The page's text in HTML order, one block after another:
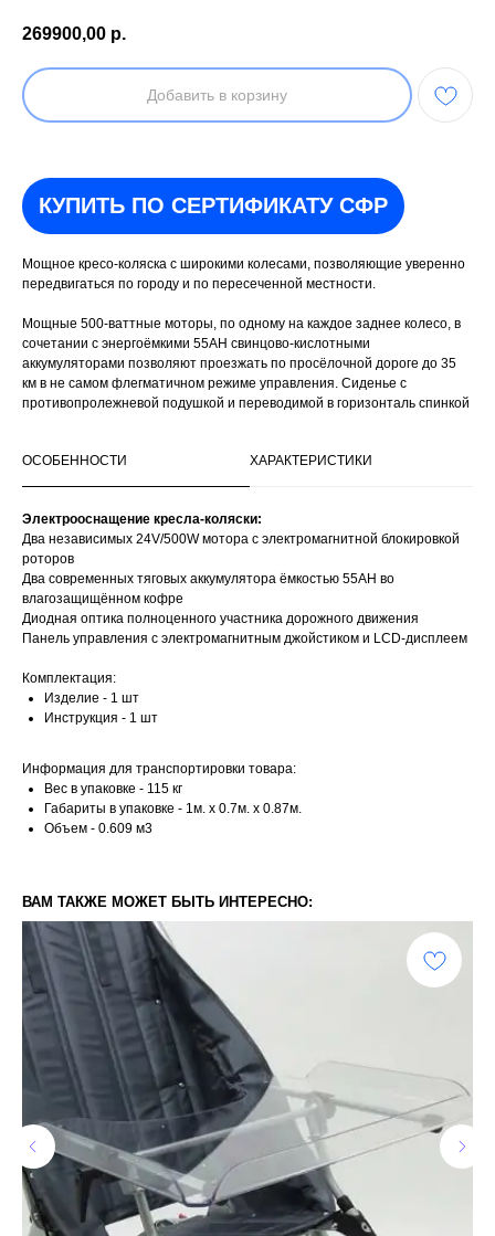
269900,00 р.
Добавить в корзину
КУПИТЬ ПО СЕРТИФИКАТУ СФР
Мощное кресо-коляска с широкими колесами, позволяющие уверенно
передвигаться по городу и по пересеченной местности.
Мощные 500-ваттные моторы, по одному на каждое заднее колесо, в
сочетании с энергоёмкими 55АН свинцово-кислотными
аккумуляторами позволяют проезжать по просёлочной дороге до 35
км в не самом флегматичном режиме управления. Сиденье с
противопролежневой подушкой и переводимой в горизонталь спинкой
ОСОБЕННОСТИ ХАРАКТЕРИСТИКИ
Электрооснащение кресла-коляски:
Два независимых 24V/500W мотора с электромагнитной блокировкой
роторов
Два современных тяговых аккумулятора ёмкостью 55АН во
влагозащищённом кофре
Диодная оптика полноценного участника дорожного движения
Панель управления с электромагнитным джойстиком и LCD-дисплеем
Комплектация:
Изделие - 1 шт
Инструкция - 1 шт
Информация для транспортировки товара:
Вес в упаковке - 115 кг
Габариты в упаковке - 1м. x 0.7м. x 0.87м.
Объем - 0.609 м3
ВАМ ТАКЖЕ МОЖЕТ БЫТЬ ИНТЕРЕСНО: